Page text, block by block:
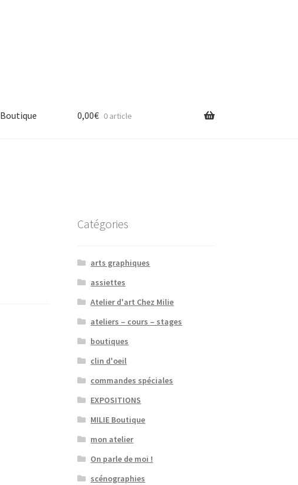
Boutique 0,00€ 0 article
Catégories
arts graphiques
assiettes
Atelier d'art Chez Milie
ateliers – cours – stages
boutiques
clin d'oeil
commandes spéciales
EXPOSITIONS
MILIE Boutique
mon atelier
On parle de moi !
scénographies